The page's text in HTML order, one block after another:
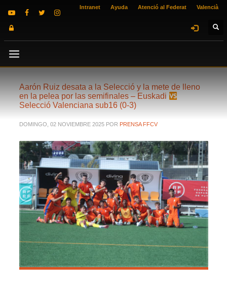
Intranet Ayuda Atenció al Federat Valencià
Aarón Ruiz desata a la Selecció y la mete de lleno
en la pelea por las semifinales – Euskadi
Selecció Valenciana sub16 (0-3)
DOMINGO, 02 NOVIEMBRE 2025 POR PRENSA FFCV